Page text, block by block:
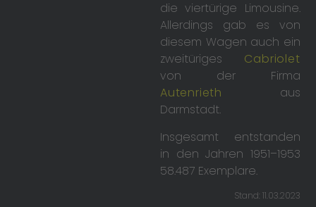
die viertürige Limousine.
Allerdings gab es von
diesem Wagen auch ein
zweitüriges Cabriolet
von der Firma
Autenrieth aus
Darmstadt.
Insgesamt entstanden
in den Jahren 1951–1953
58.487 Exemplare.
Stand: 11.03.2023